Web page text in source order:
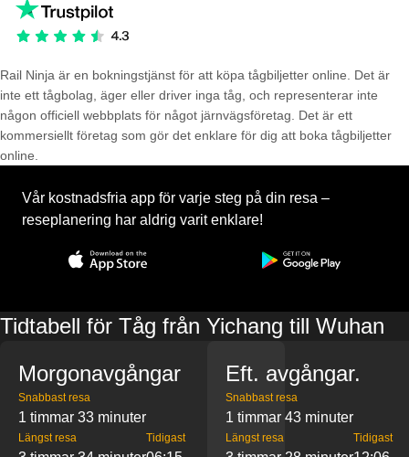
Rail Ninja är en bokningstjänst för att köpa tågbiljetter online. Det är
inte ett tågbolag, äger eller driver inga tåg, och representerar inte
någon officiell webbplats för något järnvägsföretag. Det är ett
kommersiellt företag som gör det enklare för dig att boka tågbiljetter
online.
Vår kostnadsfria app för varje steg på din resa –
reseplanering har aldrig varit enklare!
Tidtabell för Tåg från Yichang till Wuhan
Morgonavgångar
Snabbast resa
1 timmar 33 minuter
Längst resa Tidigast
Eft. avgångar.
Snabbast resa
1 timmar 43 minuter
Längst resa Tidigast